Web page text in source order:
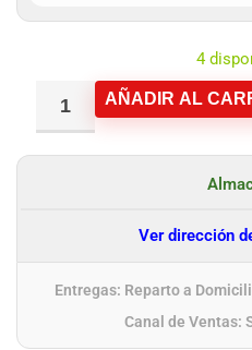
4
AÑADIR AL
Ver dirección
Entregas: Reparto a
Canal de Ventas: